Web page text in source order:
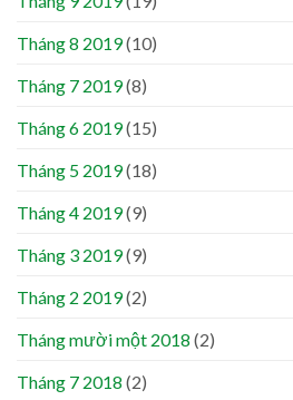
Tháng 8 2019(10)
Tháng 7 2019(8)
Tháng 6 2019(15)
Tháng 5 2019(18)
Tháng 4 2019(9)
Tháng 3 2019(9)
Tháng 2 2019(2)
Tháng mười một 2018 (2)
Tháng 7 2018 (2)